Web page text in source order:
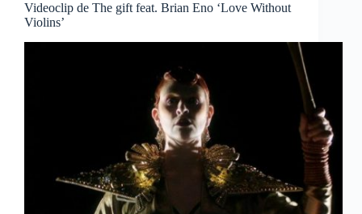
Videoclip de The gift feat. Brian Eno ‘Love Without
Violins’